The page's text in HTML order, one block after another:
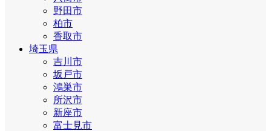
野田市
柏市
香取市
埼玉県
吉川市
坂戸市
鴻巣市
所沢市
新座市
富士見市